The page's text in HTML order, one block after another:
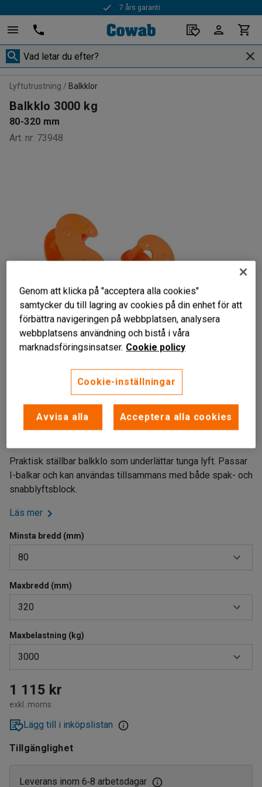
7 års garanti
Lyftutrustning Balkklor
Balkklo 3000 kg
80-320 mm
Art. nr: 73948
Liknande produkter
Ställbar
Praktisk ställbar balkklo som underlättar tunga lyft. Passar
I-balkar och kan användas tillsammans med både spak- och
snabblyftsblock.
Läs mer
Minsta bredd (mm)
80
75
80
Maxbredd (mm)
320
220
320
Maxbelastning (kg)
3000
1000
2000
3000
5000
1 115 kr
exkl. moms
Lägg till i inköpslistan
Tillgänglighet
Leverans inom 6‑8 arbetsdagar
Genom att klicka på "acceptera alla cookies"
samtycker du till lagring av cookies på din enhet för att
förbättra navigeringen på webbplatsen, analysera
webbplatsens användning och bistå i våra
marknadsföringsinsatser. Cookie policy
Cookie-inställningar
Avvisa alla Acceptera alla cookies